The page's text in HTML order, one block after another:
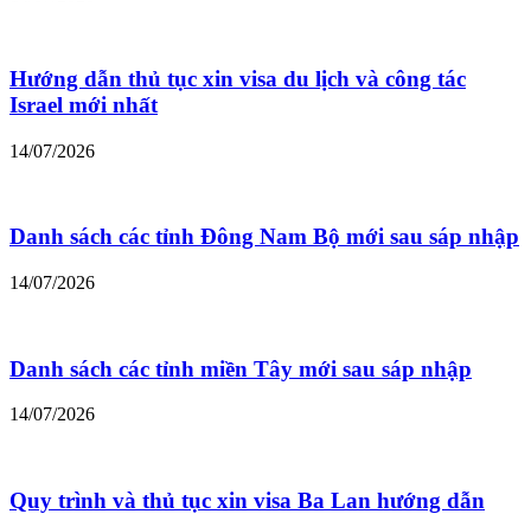
Hướng dẫn thủ tục xin visa du lịch và công tác
Israel mới nhất
14/07/2026
Danh sách các tỉnh Đông Nam Bộ mới sau sáp nhập
14/07/2026
Danh sách các tỉnh miền Tây mới sau sáp nhập
14/07/2026
Quy trình và thủ tục xin visa Ba Lan hướng dẫn